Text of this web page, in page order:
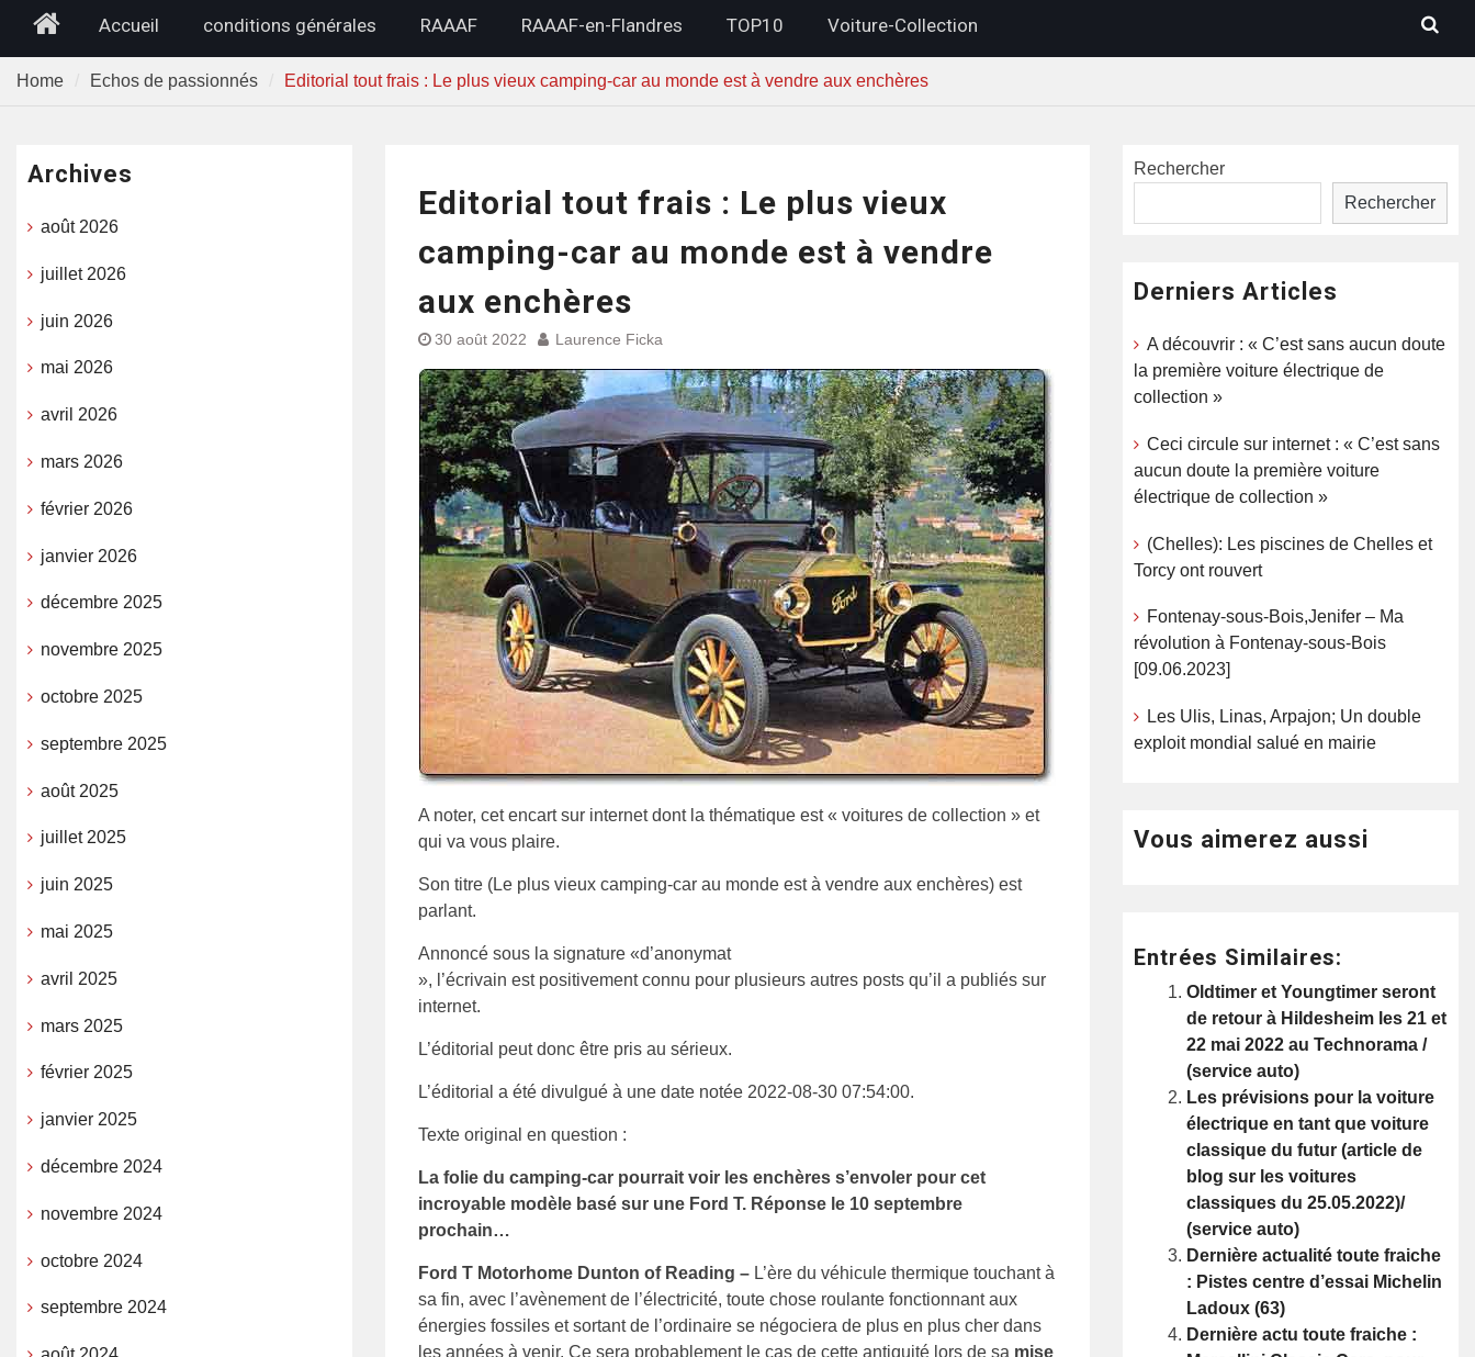
HomeAccueil conditions générales RAAAF RAAAF-en-Flandres TOP10 Voiture-Collection
Home Echos de passionnés Editorial tout frais : Le plus vieux camping-car au monde est à vendre aux enchères
Editorial tout frais : Le plus vieux
camping-car au monde est à vendre
aux enchères
30 août 2022 Laurence Ficka
A noter, cet encart sur internet dont la thématique est « voitures de collection » et
qui va vous plaire.
Son titre (Le plus vieux camping-car au monde est à vendre aux enchères) est
parlant.
Annoncé sous la signature «d’anonymat
», l’écrivain est positivement connu pour plusieurs autres posts qu’il a publiés sur
internet.
L’éditorial peut donc être pris au sérieux.
L’éditorial a été divulgué à une date notée 2022-08-30 07:54:00.
Texte original en question :
La folie du camping-car pourrait voir les enchères s’envoler pour cet
incroyable modèle basé sur une Ford T. Réponse le 10 septembre
prochain…
Ford T Motorhome Dunton of Reading – L’ère du véhicule thermique touchant à
sa fin, avec l’avènement de l’électricité, toute chose roulante fonctionnant aux
énergies fossiles et sortant de l’ordinaire se négociera de plus en plus cher dans
les années à venir. Ce sera probablement le cas de cette antiquité lors de sa mise
Rechercher
Rechercher
Derniers Articles
A découvrir : « C’est sans aucun doute
la première voiture électrique de
collection »
Ceci circule sur internet : « C’est sans
aucun doute la première voiture
électrique de collection »
(Chelles): Les piscines de Chelles et
Torcy ont rouvert
Fontenay-sous-Bois,Jenifer – Ma
révolution à Fontenay-sous-Bois
[09.06.2023]
Les Ulis, Linas, Arpajon; Un double
exploit mondial salué en mairie
Vous aimerez aussi
Entrées Similaires:
Oldtimer et Youngtimer seront
de retour à Hildesheim les 21 et
22 mai 2022 au Technorama /
(service auto)
Les prévisions pour la voiture
électrique en tant que voiture
classique du futur (article de
blog sur les voitures
classiques du 25.05.2022)/
(service auto)
Dernière actualité toute fraiche
: Pistes centre d’essai Michelin
Ladoux (63)
Dernière actu toute fraiche :
Archives
août 2026
juillet 2026
juin 2026
mai 2026
avril 2026
mars 2026
février 2026
janvier 2026
décembre 2025
novembre 2025
octobre 2025
septembre 2025
août 2025
juillet 2025
juin 2025
mai 2025
avril 2025
mars 2025
février 2025
janvier 2025
décembre 2024
novembre 2024
octobre 2024
septembre 2024